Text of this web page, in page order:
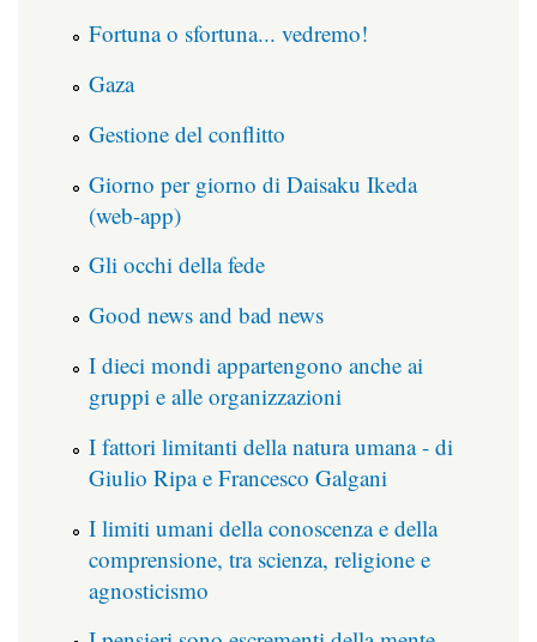
Fortuna o sfortuna... vedremo!
Gaza
Gestione del conflitto
Giorno per giorno di Daisaku Ikeda
(web-app)
Gli occhi della fede
Good news and bad news
I dieci mondi appartengono anche ai
gruppi e alle organizzazioni
I fattori limitanti della natura umana - di
Giulio Ripa e Francesco Galgani
I limiti umani della conoscenza e della
comprensione, tra scienza, religione e
agnosticismo